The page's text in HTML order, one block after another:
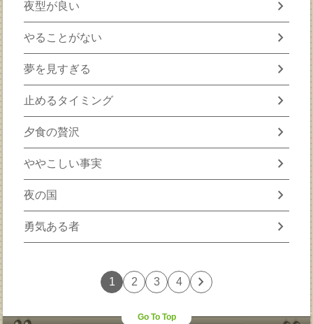
夜型が良い chevron_right
やることがない chevron_right
夢を見すぎる chevron_right
止めるタイミング chevron_right
夕食の贅沢 chevron_right
ややこしい事実 chevron_right
夜の国 chevron_right
勇気ある者 chevron_right
1 2 3 4 chevron_right
Go To Top